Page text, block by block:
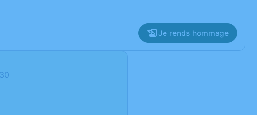
Je rends hommage